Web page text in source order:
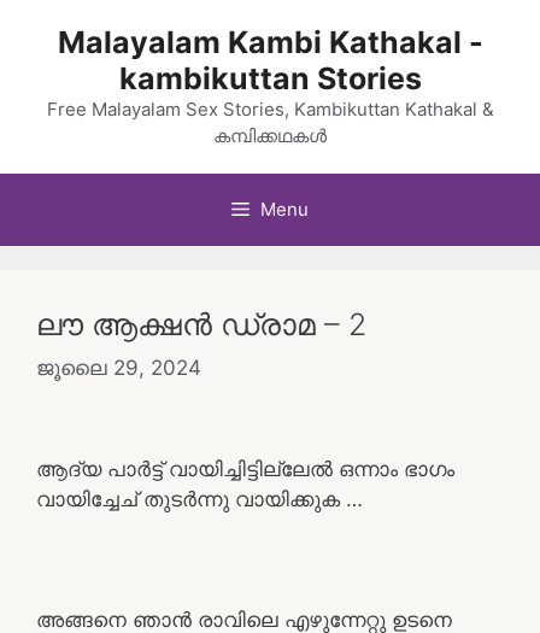
Malayalam Kambi Kathakal -
kambikuttan Stories
Free Malayalam Sex Stories, Kambikuttan Kathakal &
കമ്പിക്കഥകൾ
Menu
ലൗ ആക്ഷൻ ഡ്രാമ – 2
ജൂലൈ 29, 2024
ആദ്യ പാർട്ട് വായിച്ചിട്ടില്ലേൽ ഒന്നാം ഭാഗം
വായിച്ചേച് തുടർന്നു വായിക്കുക …
അങ്ങനെ ഞാൻ രാവിലെ എഴുന്നേറ്റു ഉടനെ